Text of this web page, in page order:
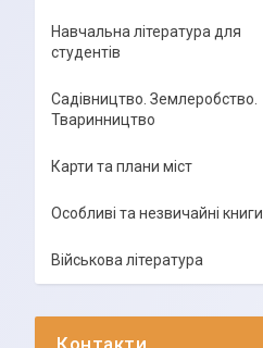
Навчальна література для
студентів
Садівництво. Землеробство.
Тваринництво
Карти та плани міст
Особливі та незвичайні книги
Військова література